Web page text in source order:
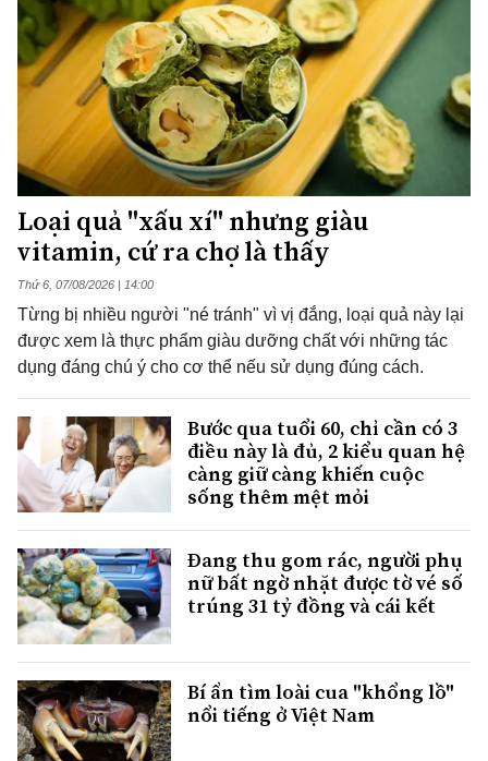
Loại quả "xấu xí" nhưng giàu
vitamin, cứ ra chợ là thấy
Thứ 6, 07/08/2026 | 14:00
Từng bị nhiều người "né tránh" vì vị đắng, loại quả này lại
được xem là thực phẩm giàu dưỡng chất với những tác
dụng đáng chú ý cho cơ thể nếu sử dụng đúng cách.
Bước qua tuổi 60, chỉ cần có 3
điều này là đủ, 2 kiểu quan hệ
càng giữ càng khiến cuộc
sống thêm mệt mỏi
Đang thu gom rác, người phụ
nữ bất ngờ nhặt được tờ vé số
trúng 31 tỷ đồng và cái kết
Bí ẩn tìm loài cua "khổng lồ"
nổi tiếng ở Việt Nam